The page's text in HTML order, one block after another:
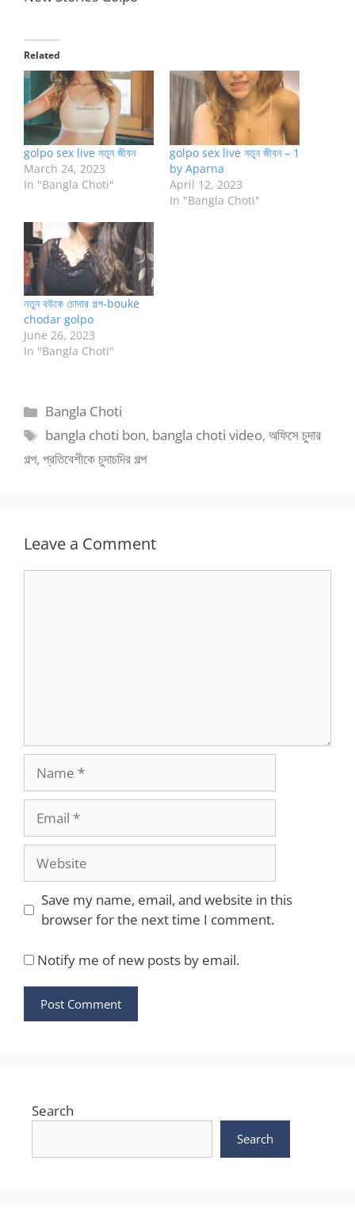
Related
golpo sex live নতুন জীবন
March 24, 2023
In "Bangla Choti"
golpo sex live নতুন জীবন – 1
by Aparna
April 12, 2023
In "Bangla Choti"
নতুন বউকে চোদার গল্প-bouke
chodar golpo
June 26, 2023
In "Bangla Choti"
Categories
Bangla Choti
Tags
bangla choti bon, bangla choti video,অফিসে চুদার
গল্প, প্রতিবেশীকে চুদাচদির গল্প
Leave a Comment
Website
Save my name, email, and website in this
browser for the next time I comment.
Notify me of new posts by email.
Search
Search